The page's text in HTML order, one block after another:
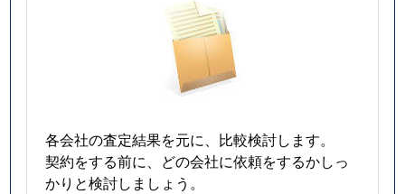
各会社の査定結果を元に、比較検討します。
契約をする前に、どの会社に依頼をするかしっ
かりと検討しましょう。